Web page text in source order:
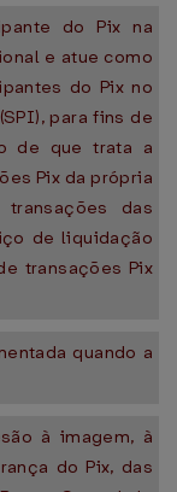
do Pix na
e atue como
do Pix no
para fins de
de que trata a
Pix da própria
das
de liquidação
transações Pix
quando a
à imagem, à
do Pix, das